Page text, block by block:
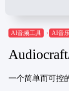
AI音频工具 AI音
一个简单而可控